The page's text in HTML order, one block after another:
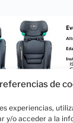
de
experiencias,
y/o acceder a la